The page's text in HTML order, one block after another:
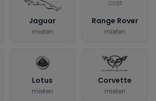
Jaguar
mieten
Range Rover
mieten
Lotus
mieten
Corvette
mieten